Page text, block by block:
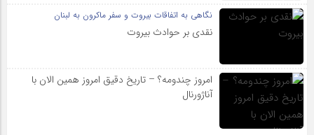
نگاهی به اتفاقات بیروت و سفر ماکرون به لبنان
نقدی بر حوادث بیروت
امروز چندومه؟ – تاریخ دقیق امروز همین الان با
آناژورنال